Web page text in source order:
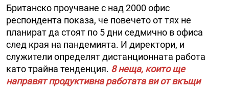
Британско проучване с над 2000 офис
респондента показа, че повечето от тях не
планират да стоят по 5 дни седмично в офиса
след края на пандемията. И директори, и
служители определят дистанционната работа
като трайна тенденция. 8 неща, които ще
направят продуктивна работата ви от вкъщи